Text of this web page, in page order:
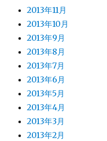
2013年11月
2013年10月
2013年9月
2013年8月
2013年7月
2013年6月
2013年5月
2013年4月
2013年3月
2013年2月